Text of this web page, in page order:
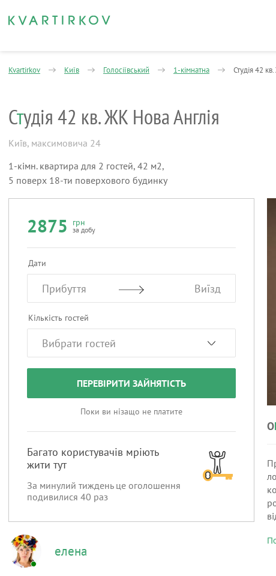
Kvartirkov Київ Голосіївський 1-кімнатна Студія 42
Студія 42 кв. ЖК Нова Англія
Київ, максимовича 24
1-кімн. квартира для 2 гостей, 42 м2,
5 поверх 18-ти поверхового будинку
2875 грн
за добу
Дати
Прибуття Виїзд
Кількість гостей
ПЕРЕВІРИТИ ЗАЙНЯТІСТЬ
Поки ви нізащо не платите
Багато користувачів мріють
жити тут
За минулий тиждень це оголошення
подивилися 40 раз
елена
О